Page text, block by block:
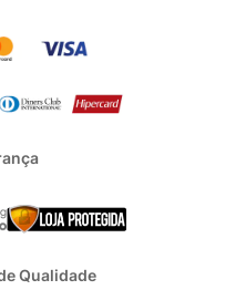
Qualidade